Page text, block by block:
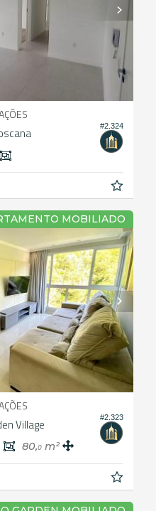
#2.324
MOBILIADO
#2.323
Village
80,0 m²